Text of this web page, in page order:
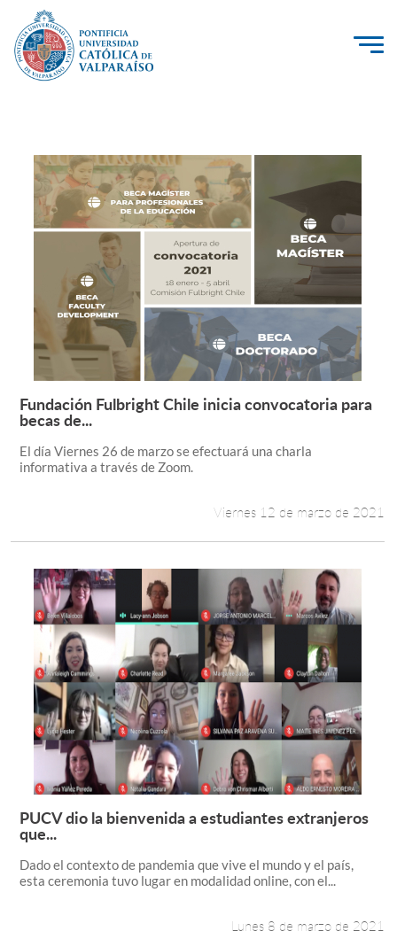
PUCV Internacional
Vinculación con el Medio
Admisión
Pregrado
Postgrado
Formación Continua
Estudiantes
Alumni
English
Leer más +
Fundación Fulbright Chile inicia convocatoria para
becas de...
El día Viernes 26 de marzo se efectuará una charla
informativa a través de Zoom.
Viernes 12 de marzo de 2021
Leer más +
PUCV dio la bienvenida a estudiantes extranjeros
que...
Dado el contexto de pandemia que vive el mundo y el país,
esta ceremonia tuvo lugar en modalidad online, con el...
Lunes 8 de marzo de 2021